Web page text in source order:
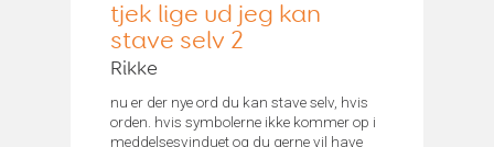
tjek lige ud jeg kan
stave selv 2
Rikke
nu er der nye ord du kan stave selv, hvis
orden. hvis symbolerne ikke kommer op i
meddelsesvinduet og du gerne vil have